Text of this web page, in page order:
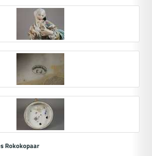
Rokokopaar